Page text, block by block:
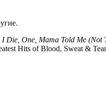
Die, One, Mama Told Me (Not
Hits of Blood, Sweat &